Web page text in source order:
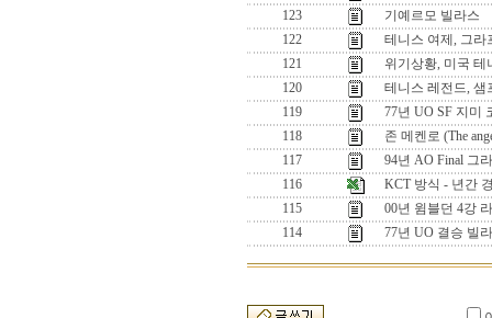
123
기예르모 빌라스
122
테니스 여제, 그라
121
위기상황, 미국 테
120
테니스 레전드, 샘
119
77년 UO SF 지미
118
존 메켄로 (The
117
94년 AO Final 그
116
KCT 방식 - 년간
115
00년 윔블던 4강
114
77년 UO 결승 빌